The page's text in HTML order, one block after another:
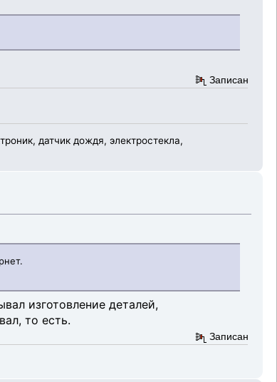
Записан
датчик дождя, электростекла,
изготовление деталей,
то есть.
Записан